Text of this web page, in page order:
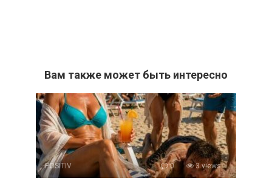
Вам также может быть интересно
POSITIV 0 3 views